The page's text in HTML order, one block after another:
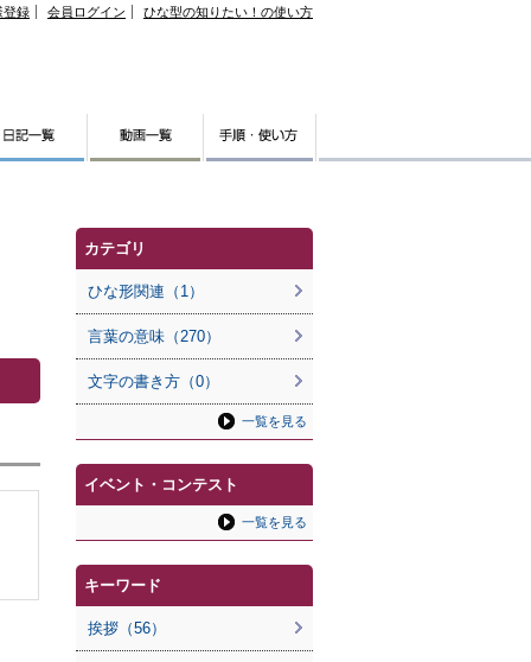
登録 会員ログイン ひな型の知りたい！の使い方
カテゴリ
ひな形関連（1）
言葉の意味（270）
文字の書き方（0）
一覧を見る
イベント・コンテスト
一覧を見る
キーワード
挨拶（56）